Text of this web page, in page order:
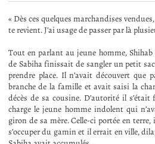
« Dès ces quelques marchandises
te revient. J’ai usage de passer par là
Tout en parlant au jeune homme,
de Sabiha finissait de sangler un petit
prendre place. Il n’avait découvert que
branche de la famille et avait saisi la
décès de sa cousine. D’autorité il
charge le jeune homme indolent qui
giron de sa mère. Celle-ci portée en
s’occuper du gamin et il errait en ville,